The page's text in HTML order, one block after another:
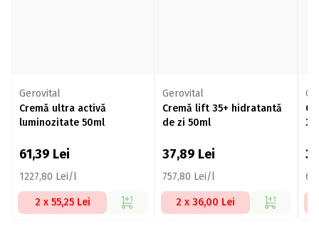
Gerovital
Cremă ultra activă
luminozitate 50ml
61,39 Lei
1227,80 Lei/l
2 x 55,25 Lei
Gerovital
Cremă lift 35+ hidratantă
de zi 50ml
37,89 Lei
757,80 Lei/l
2 x 36,00 Lei